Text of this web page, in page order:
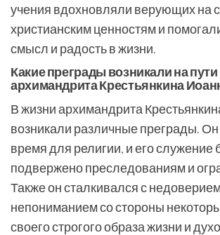
учения вдохновляли верующих на
христианским ценностям и
смысл и радость в жизни.
Какие преграды возникали на пути
архимандрита Крестьянкина
В жизни архимандрита
возникали различные преграды.
время для религии, и его служение
подвержено преследованиям и
Также он сталкивался с
непониманием со стороны
своего строгого образа жизни и